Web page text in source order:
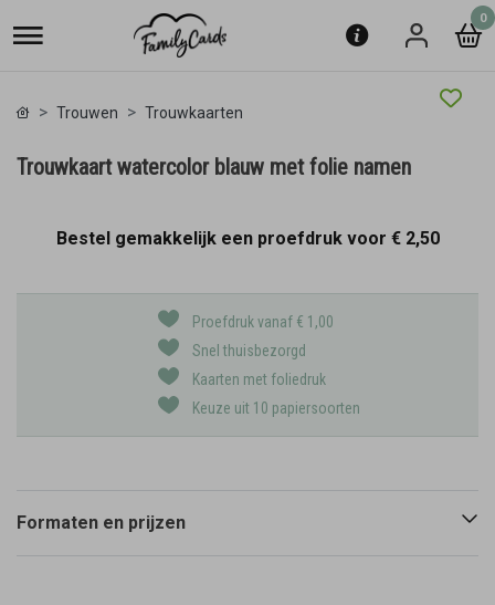
0
Trouwen Trouwkaarten
Trouwkaart watercolor blauw met folie namen
Bestel gemakkelijk een proefdruk voor € 2,50
Proefdruk vanaf € 1,00
Snel thuisbezorgd
Kaarten met foliedruk
Keuze uit 10 papiersoorten
Formaten en prijzen